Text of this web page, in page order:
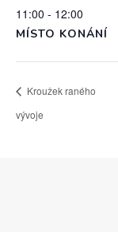
11:00 - 12:00
MÍSTO KONÁNÍ
Kroužek raného
vývoje